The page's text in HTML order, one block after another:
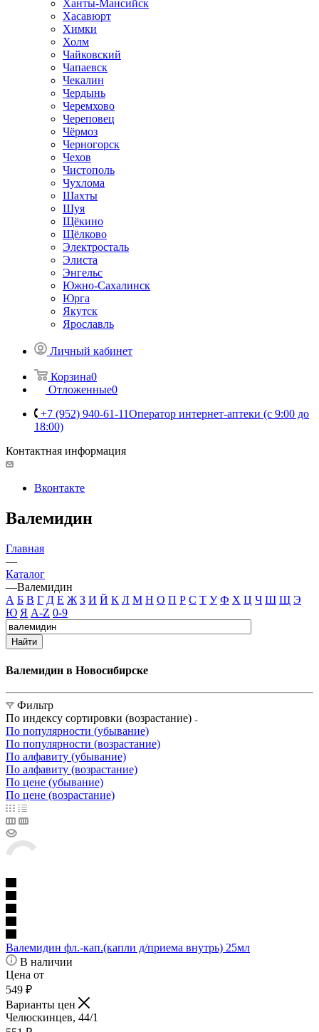
Ханты-Мансийск
Хасавюрт
Химки
Холм
Чайковский
Чапаевск
Чекалин
Чердынь
Черемхово
Череповец
Чёрмоз
Черногорск
Чехов
Чистополь
Чухлома
Шахты
Шуя
Щёкино
Щёлково
Электросталь
Элиста
Энгельс
Южно-Сахалинск
Юрга
Якутск
Ярославль
Личный кабинет
Корзина0
Отложенные0
+7 (952) 940-61-11Оператор интернет-аптеки (с 9:00 до
18:00)
Контактная информация
Вконтакте
Валемидин
Главная
—
Каталог
—Валемидин
А Б В Г Д Е Ж З И Й К Л М Н О П Р С Т У Ф Х Ц Ч Ш Щ Э
Ю Я A-Z 0-9
Найти
Валемидин в Новосибирске
Фильтр
По индексу сортировки (возрастание)
По популярности (убывание)
По популярности (возрастание)
По алфавиту (убывание)
По алфавиту (возрастание)
По цене (убывание)
По цене (возрастание)
Валемидин фл.-кап.(капли д/приема внутрь) 25мл
В наличии
Цена от
549 ₽
Варианты цен
Челюскинцев, 44/1